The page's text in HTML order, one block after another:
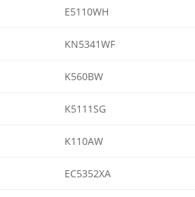
E5110WH
KN5341WF
K560BW
K5111SG
K110AW
EC5352XA